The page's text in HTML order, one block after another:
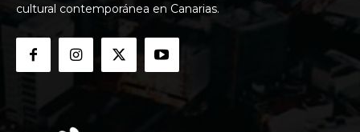
cultural contemporánea en Canarias.